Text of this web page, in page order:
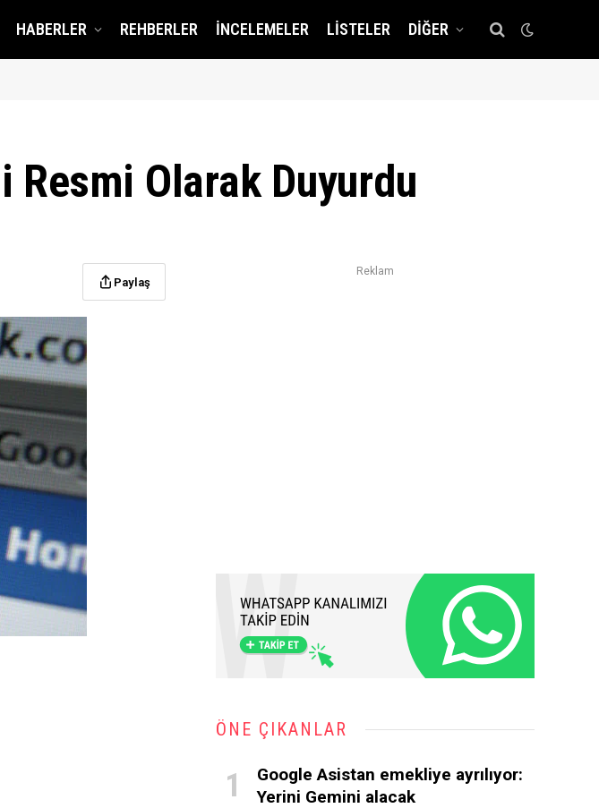
HABERLER REHBERLER İNCELEMELER LISTELER DIĞER
Resmi Olarak Duyurdu
Paylaş
Reklam
ÖNE ÇIKANLAR
Google Asistan emekliye ayrılıyor:
Yerini Gemini alacak